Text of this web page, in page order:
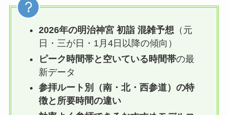
2026年の明治神宮 初詣 混雑予想（元
日・三が日・1月4日以降の傾向）
ピーク時間帯と空いている時間帯の最
新データ
参拝ルート別（南・北・西参道）の特
徴と所要時間の違い